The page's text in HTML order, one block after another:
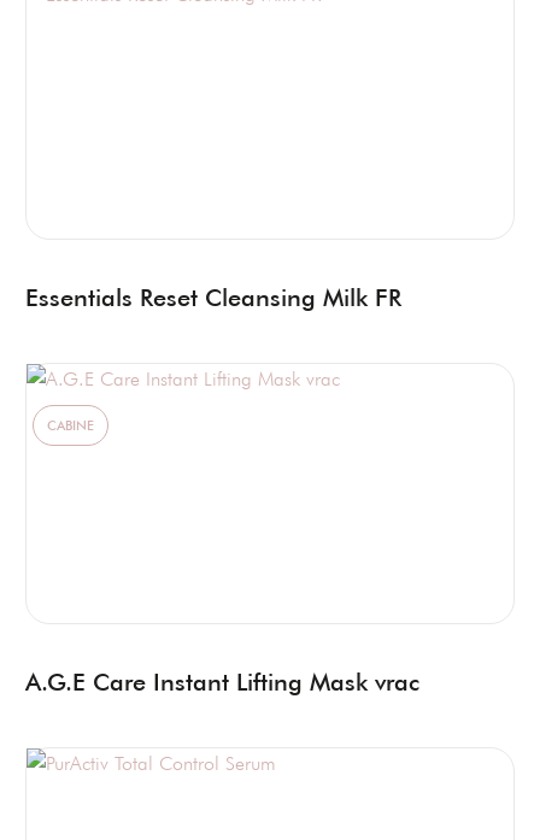
Essentials Reset Cleansing Milk FR
CABINE
A.G.E Care Instant Lifting Mask vrac